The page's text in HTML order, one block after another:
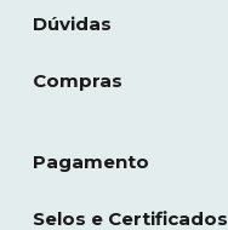
Dúvidas
Compras
Pagamento
Selos e Certificados